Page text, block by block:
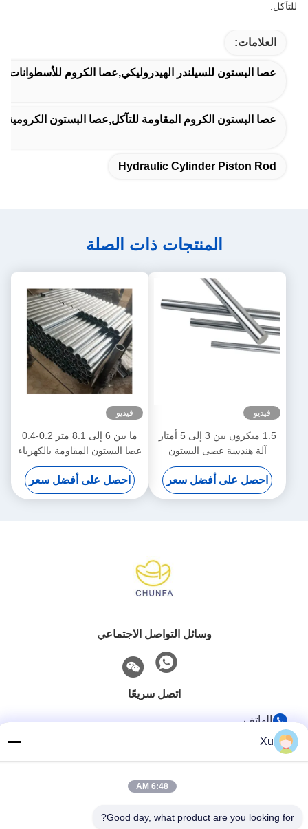
للتآكل.
العلامات:
عصا البستون للسيلندر الهيدروليكي,عصا الكروم
عصا البستون الكروم المقاومة للتآكل,عصا البستون
Hydraulic Cylinder Piston Rod
المنتجات ذات الصلة
فيديو
1.5 ميكرون بين 3 إلى 5 أمتار
آلة هندسة عصى البستون
المزودة بالكهرباء
احصل على أفضل سعر
فيديو
ما بين 6 إلى 8.1 متر 0.2-0.4
عصا البستون المقاومة بالكهرباء
المكثفة المعدات الكيميائية
والطاقة
احصل على أفضل سعر
وسائل التواصل الاجتماعي
اتصل سريعًا
الهاتف
532072953@qq.com
العنوان
Xu
6:48 AM
Good day, what product are you looking for?